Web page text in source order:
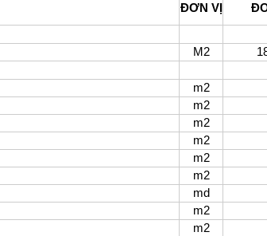
ĐƠN VỊ
M2
m2
m2
m2
m2
m2
m2
md
m2
m2